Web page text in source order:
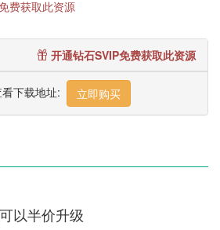
费获取此资源
开通钻石SVIP免费获取此资源
下载地址: 立即购买
以半价升级